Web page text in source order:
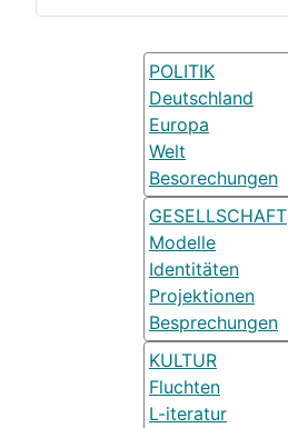
POLITIK
Deutschland
Europa
Welt
Besorechungen
GESELLSCHAFT
Modelle
Identitäten
Projektionen
Besprechungen
KULTUR
Fluchten
L-iteratur